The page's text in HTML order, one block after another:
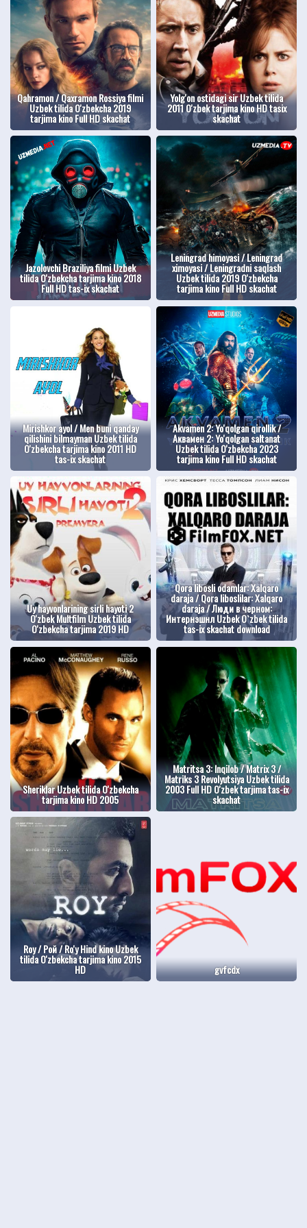
Qahramon / Qaxramon Rossiya filmi
Uzbek tilida O'zbekcha 2019
tarjima kino Full HD skachat
Yolg'on ostidagi sir Uzbek tilida
2011 O'zbek tarjima kino HD tasix
skachat
Jazolovchi Braziliya filmi Uzbek
tilida O'zbekcha tarjima kino 2018
Full HD tas-ix skachat
Leningrad himoyasi / Leningrad
ximoyasi / Leningradni saqlash
Uzbek tilida 2019 O'zbekcha
tarjima kino Full HD skachat
Mirishkor ayol / Men buni qanday
qilishini bilmayman Uzbek tilida
O'zbekcha tarjima kino 2011 HD
tas-ix skachat
Akvamen 2: Yo'qolgan qirollik /
Аквамен 2: Yo'qolgan saltanat
Uzbek tilida O'zbekcha 2023
tarjima kino Full HD skachat
Uy hayvonlarining sirli hayoti 2
O'zbek Multfilm Uzbek tilida
O'zbekcha tarjima 2019 HD
Qora libosli odamlar: Xalqaro
daraja / Qora liboslilar: Xalqaro
daraja / Люди в черном:
Интернэшнл Uzbek O`zbek tilida
tas-ix skachat download
Sheriklar Uzbek tilida O'zbekcha
tarjima kino HD 2005
Matritsa 3: Inqilob / Matrix 3 /
Matriks 3 Revolyutsiya Uzbek tilida
2003 Full HD O'zbek tarjima tas-ix
skachat
Roy / Рой / Ro'y Hind kino Uzbek
tilida O'zbekcha tarjima kino 2015
HD gvfcdx